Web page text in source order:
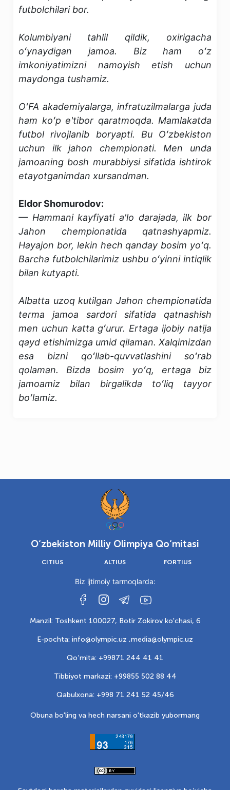
futbolchilari bor.
Kolumbiyani tahlil qildik, oxirigacha
oʻynaydigan jamoa. Biz ham oʻz
imkoniyatimizni namoyish etish uchun
maydonga tushamiz.
OʻFA akademiyalarga, infratuzilmalarga juda
ham koʻp e'tibor qaratmoqda. Mamlakatda
futbol rivojlanib boryapti. Bu Oʻzbekiston
uchun ilk jahon chempionati. Men unda
jamoaning bosh murabbiysi sifatida ishtirok
etayotganimdan xursandman.
Eldor Shomurodov:
— Hammani kayfiyati a'lo darajada, ilk bor
Jahon chempionatida qatnashyapmiz.
Hayajon bor, lekin hech qanday bosim yoʻq.
Barcha futbolchilarimiz ushbu oʻyinni intiqlik
bilan kutyapti.
Albatta uzoq kutilgan Jahon chempionatida
terma jamoa sardori sifatida qatnashish
men uchun katta gʻurur. Ertaga ijobiy natija
qayd etishimizga umid qilaman. Xalqimizdan
esa bizni qoʻllab-quvvatlashini soʻrab
qolaman. Bizda bosim yoʻq, ertaga biz
jamoamiz bilan birgalikda toʻliq tayyor
boʻlamiz.
O‘zbekiston Milliy Olimpiya Qo‘mitasi
CITIUS ALTIUS FORTIUS
Biz ijtimoiy tarmoqlarda:
Manzil: Toshkent 100027, Botir Zokirov ko'chasi, 6
E-pochta: info@olympic.uz ,media@olympic.uz
Qo‘mita: +99871 244 41 41
Tibbiyot markazi: +99855 502 88 44
Qabulxona: +998 71 241 52 45/46
Obuna bo'ling va hech narsani o'tkazib yubormang